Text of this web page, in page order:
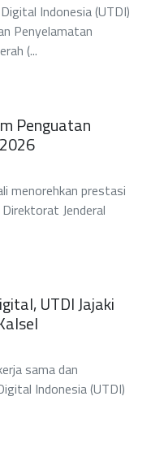
Indonesia (UTDI)
Penyelamatan
(...
Penguatan
menorehkan prestasi
Jenderal
UTDI Jajaki
sama dan
Indonesia (UTDI)